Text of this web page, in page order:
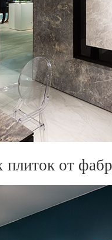
плиток от